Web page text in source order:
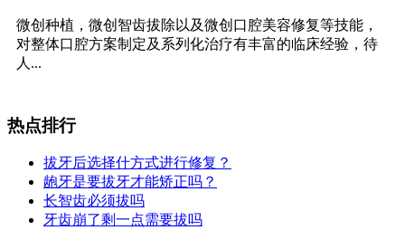
微创种植，微创智齿拔除以及微创口腔美容修复等技能，
对整体口腔方案制定及系列化治疗有丰富的临床经验，待
人...
热点排行
拔牙后选择什方式进行修复？
龅牙是要拔牙才能矫正吗？
长智齿必须拔吗
牙齿崩了剩一点需要拔吗